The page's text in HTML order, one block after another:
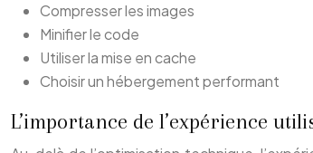
Compresser les images
Minifier le code
Utiliser la mise en cache
Choisir un hébergement performant
L’importance de l’expérience